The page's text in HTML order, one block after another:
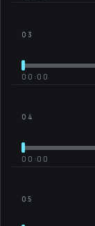
03
00:00
04
00:00
05